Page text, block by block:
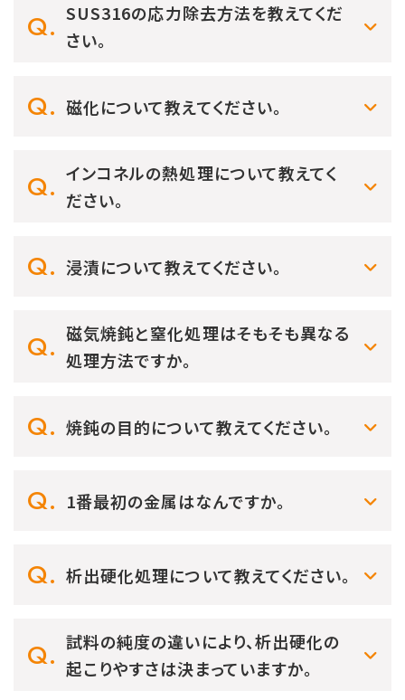
SUS316の応力除去方法を教えてくだ
さい。
磁化について教えてください。
インコネルの熱処理について教えてく
ださい。
浸漬について教えてください。
磁気焼鈍と窒化処理はそもそも異なる
処理方法ですか。
焼鈍の目的について教えてください。
1番最初の金属はなんですか。
析出硬化処理について教えてください。
試料の純度の違いにより、析出硬化の
起こりやすさは決まっていますか。